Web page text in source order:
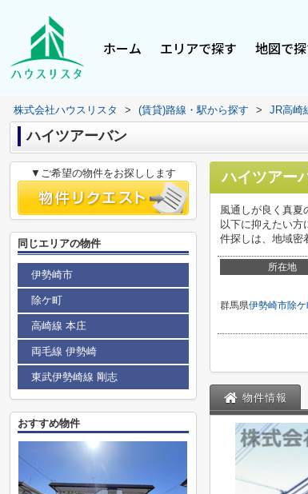
ホーム エリアで探す 地図で
株式会社ハウスリスタ > (賃貸)路線・駅から探す > JR高崎
ハイツアーバン
ハイツアー
風通しが良く真夏
以下に抑えたい
件探しは、地域密
所在地
群馬県伊勢崎市除
物件情報
▼ご希望の物件をお探しします
同じエリアの物件
伊勢崎市
除ケ町
高崎線 本庄
両毛線 伊勢崎
東武伊勢崎線 剛志
おすすめ物件